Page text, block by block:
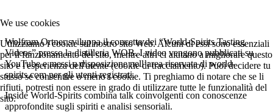
Wolfram Ortner sviluppa il concetto dei “World-Spirits Tasting
Videos” presso la distilleria WOB. I video vengono pubblicati su
YouTube e messi a disposizione nell’area riservata di world-
spirits.com per gli utenti registrati.
Inside World-Spirits combina talk coinvolgenti con conoscenze
approfondite sugli spiriti e analisi sensoriali.
We use cookies
Utilizziamo i cookie sul nostro sito Web. Alcuni di essi sono essenziali
per il funzionamento del sito, mentre altri ci aiutano a migliorare questo
sito e l'esperienza dell'utente (cookie di tracciamento). Puoi decidere tu
stesso se consentire o meno i cookie. Ti preghiamo di notare che se li
rifiuti, potresti non essere in grado di utilizzare tutte le funzionalità del
sito.